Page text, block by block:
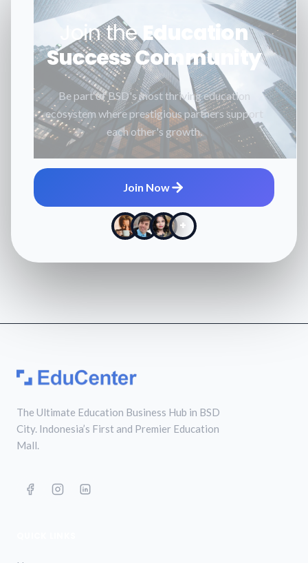
Join theEducation
Success Community
Be part of BSD's most thriving education
ecosystem where prestigious partners support
each other's growth.
Join Now
+
The Ultimate Education Business Hub in BSD
City. Indonesia’s First and Premier Education
Mall.